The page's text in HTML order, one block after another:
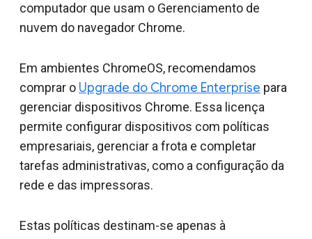
computador que usam o Gerenciamento de
nuvem do navegador Chrome.
Em ambientes ChromeOS, recomendamos
comprar o Upgrade do Chrome Enterprise para
gerenciar dispositivos Chrome. Essa licença
permite configurar dispositivos com políticas
empresariais, gerenciar a frota e completar
tarefas administrativas, como a configuração da
rede e das impressoras.
Estas políticas destinam-se apenas à